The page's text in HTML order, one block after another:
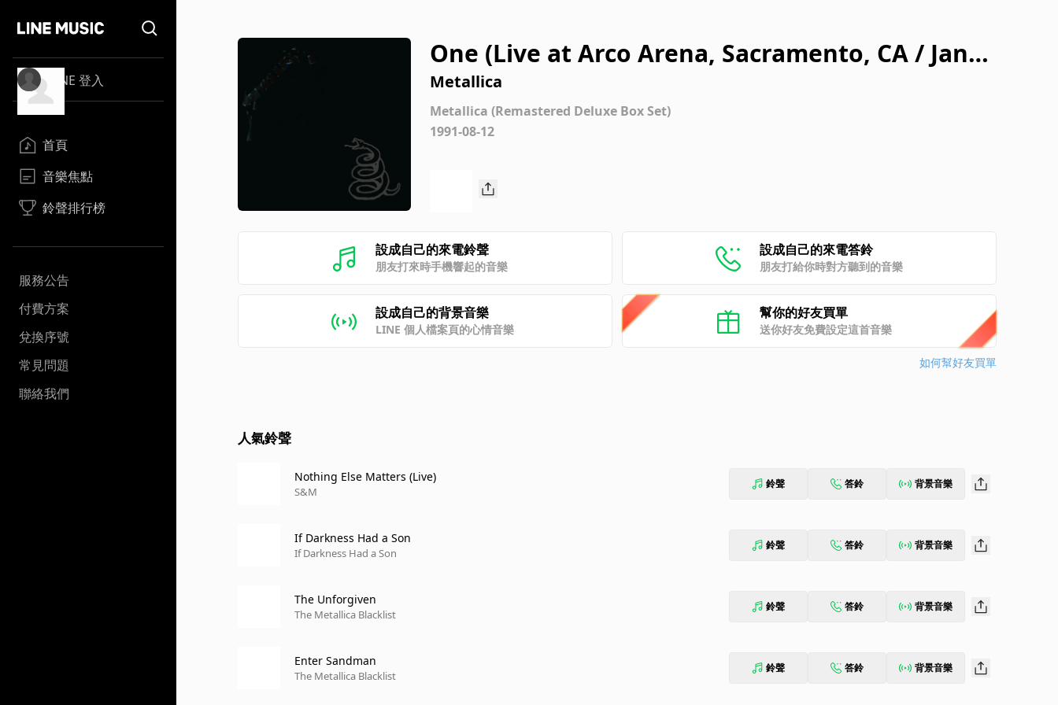
LINE 登入
首頁
音樂焦點
鈴聲排行榜
服務公告
付費方案
兌換序號
常見問題
聯絡我們
One (Live at Arco Arena, Sacramento, CA / Janu
ary 11th, 1992)
Metallica
Metallica (Remastered Deluxe Box Set)
1991-08-12
設成自己的來電鈴聲
朋友打來時手機響起的音樂
設成自己的來電答鈴
朋友打給你時對方聽到的音樂
設成自己的背景音樂
LINE 個人檔案頁的心情音樂
幫你的好友買單
送你好友免費設定這首音樂
如何幫好友買單
人氣鈴聲
Nothing Else Matters (Live)
S&M
鈴聲 答鈴 背景音樂
If Darkness Had a Son
If Darkness Had a Son
鈴聲 答鈴 背景音樂
The Unforgiven
The Metallica Blacklist
鈴聲 答鈴 背景音樂
Enter Sandman
The Metallica Blacklist
鈴聲 答鈴 背景音樂